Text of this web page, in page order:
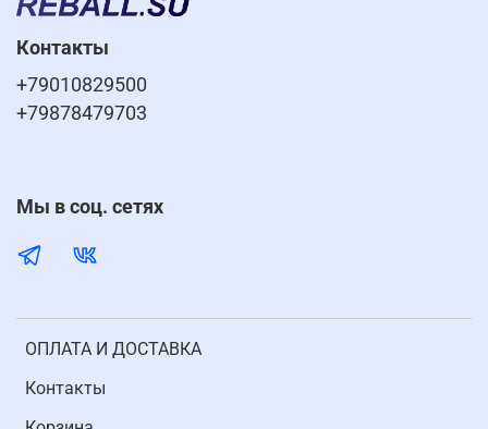
ОПЛАТА И ДОСТАВКА
Контакты
Контакты
+79010829500
+79878479703
Мы в соц. сетях